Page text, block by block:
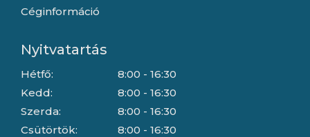
Céginformáció
Nyitvatartás
Hétfő:
Kedd:
Szerda:
Csütörtök:
8:00 - 16:30
8:00 - 16:30
8:00 - 16:30
8:00 - 16:30